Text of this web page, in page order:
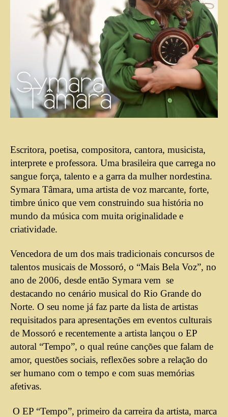
Escritora, poetisa, compositora, cantora, musicista,
interprete e professora. Uma brasileira que carrega no
sangue força, talento e a garra da mulher nordestina.
Symara Tâmara, uma artista de voz marcante, forte,
timbre único que vem construindo sua história no
mundo da música com muita originalidade e
criatividade.
Vencedora de um dos mais tradicionais concursos de
talentos musicais de Mossoró, o “Mais Bela Voz”, no
ano de 2006, desde então Symara vem se
destacando no cenário musical do Rio Grande do
Norte. O seu nome já faz parte da lista de artistas
requisitados para apresentações em eventos culturais
de Mossoró e recentemente a artista lançou o EP
autoral “Tempo”, o qual reúne canções que falam de
amor, questões sociais, reflexões sobre a relação do
ser humano com o tempo e com suas memórias
afetivas.
O EP “Tempo”, primeiro da carreira da artista, marca